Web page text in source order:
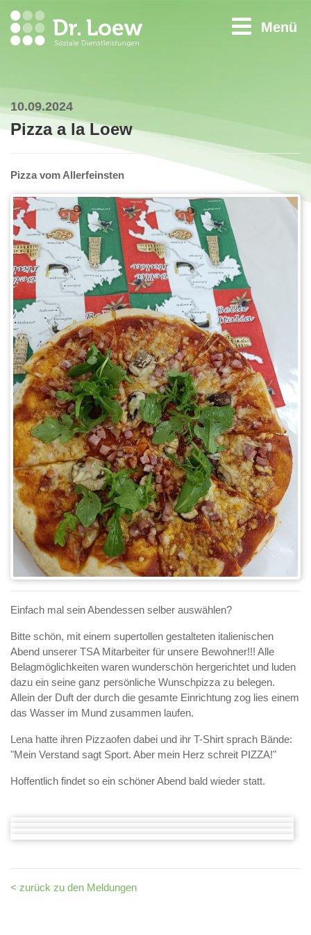
Menü
10.09.2024
Pizza a la Loew
Pizza vom Allerfeinsten
Einfach mal sein Abendessen selber auswählen?
Bitte schön, mit einem supertollen gestalteten italienischen
Abend unserer TSA Mitarbeiter für unsere Bewohner!!! Alle
Belagmöglichkeiten waren wunderschön hergerichtet und luden
dazu ein seine ganz persönliche Wunschpizza zu belegen.
Allein der Duft der durch die gesamte Einrichtung zog lies einem
das Wasser im Mund zusammen laufen.
Lena hatte ihren Pizzaofen dabei und ihr T-Shirt sprach Bände:
"Mein Verstand sagt Sport. Aber mein Herz schreit PIZZA!"
Hoffentlich findet so ein schöner Abend bald wieder statt.
< zurück zu den Meldungen